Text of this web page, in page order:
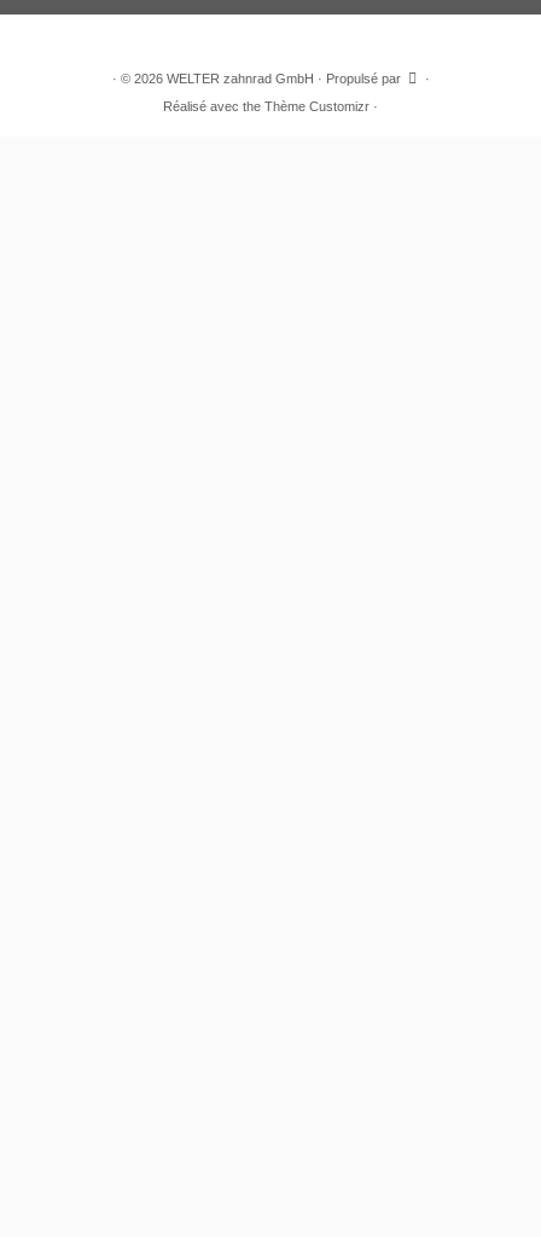
· © 2026 WELTER zahnrad GmbH · Propulsé par
·
Réalisé avec the Thème Customizr ·